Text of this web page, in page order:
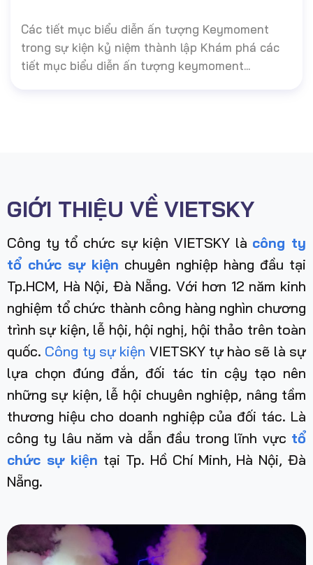
Các tiết mục biểu diễn ấn tượng Keymoment
trong sự kiện kỷ niệm thành lập Khám phá các
tiết mục biểu diễn ấn tượng keymoment...
GIỚI THIỆU VỀ VIETSKY
Công ty tổ chức sự kiện VIETSKY là công ty
tổ chức sự kiện chuyên nghiệp hàng đầu tại
Tp.HCM, Hà Nội, Đà Nẵng. Với hơn 12 năm kinh
nghiệm tổ chức thành công hàng nghìn chương
trình sự kiện, lễ hội, hội nghị, hội thảo trên toàn
quốc. Công ty sự kiện VIETSKY tự hào sẽ là sự
lựa chọn đúng đắn, đối tác tin cậy tạo nên
những sự kiện, lễ hội chuyên nghiệp, nâng tầm
thương hiệu cho doanh nghiệp của đối tác. Là
công ty lâu năm và dẫn đầu trong lĩnh vực tổ
chức sự kiện tại Tp. Hồ Chí Minh, Hà Nội, Đà
Nẵng.